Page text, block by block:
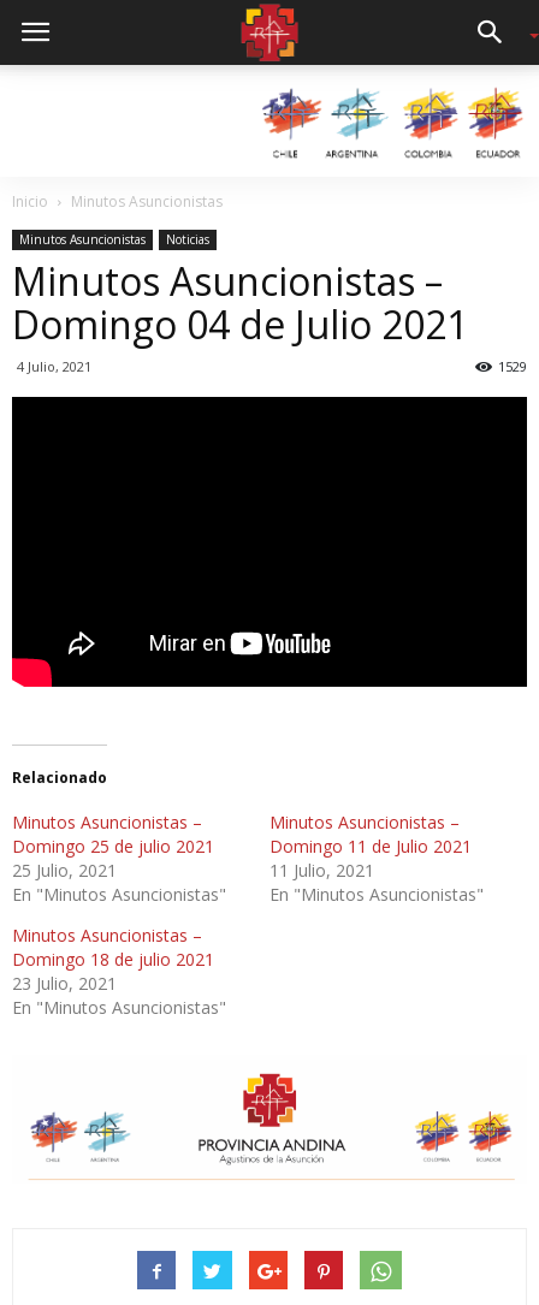
Inicio Minutos Asuncionistas
Minutos Asuncionistas Noticias
Minutos Asuncionistas –
Domingo 04 de Julio 2021
4 Julio, 2021 1529
Relacionado
Minutos Asuncionistas –
Domingo 25 de julio 2021
25 Julio, 2021
En "Minutos Asuncionistas"
Minutos Asuncionistas –
Domingo 11 de Julio 2021
11 Julio, 2021
En "Minutos Asuncionistas"
Minutos Asuncionistas –
Domingo 18 de julio 2021
23 Julio, 2021
En "Minutos Asuncionistas"